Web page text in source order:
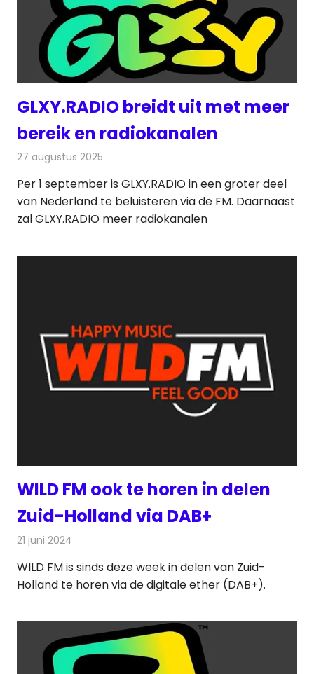
GLXY.RADIO breidt uit met meer
bereik en radiokanalen
27 augustus 2025
Per 1 september is GLXY.RADIO in een groter deel
van Nederland te beluisteren via de FM. Daarnaast
zal GLXY.RADIO meer radiokanalen
WILD FM ook te horen in delen
Zuid-Holland via DAB+
21 juni 2024
WILD FM is sinds deze week in delen van Zuid-
Holland te horen via de digitale ether (DAB+).